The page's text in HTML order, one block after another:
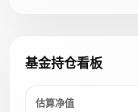
基金持仓看板
估算净值